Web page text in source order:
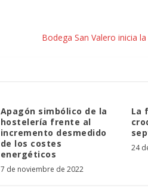
Bodega San Valero inicia
Apagón simbólico de la
hostelería frente al
incremento desmedido
de los costes
energéticos
7 de noviembre de 2022
La
24